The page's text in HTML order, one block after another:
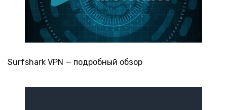
Surfshark VPN — подробный обзор